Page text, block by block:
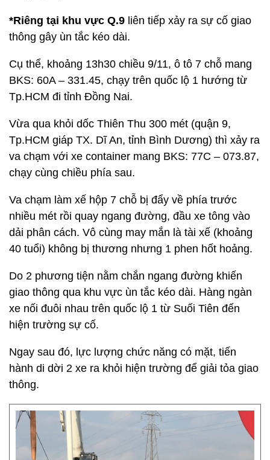
*Riêng tại khu vực Q.9 liên tiếp xảy ra sự cố giao
thông gây ùn tắc kéo dài.
Cụ thể, khoảng 13h30 chiều 9/11, ô tô 7 chỗ mang
BKS: 60A – 331.45, chạy trên quốc lộ 1 hướng từ
Tp.HCM đi tỉnh Đồng Nai.
Vừa qua khỏi dốc Thiên Thu 300 mét (quận 9,
Tp.HCM giáp TX. Dĩ An, tỉnh Bình Dương) thì xảy ra
va chạm với xe container mang BKS: 77C – 073.87,
chạy cùng chiều phía sau.
Va chạm làm xế hộp 7 chỗ bị đẩy về phía trước
nhiều mét rồi quay ngang đường, đầu xe tông vào
dải phân cách. Vô cùng may mắn là tài xế (khoảng
40 tuổi) không bị thương nhưng 1 phen hốt hoảng.
Do 2 phương tiện nằm chắn ngang đường khiến
giao thông qua khu vực ùn tắc kéo dài. Hàng ngàn
xe nối đuôi nhau trên quốc lộ 1 từ Suối Tiên đến
hiện trường sự cố.
Ngay sau đó, lực lượng chức năng có mặt, tiến
hành di dời 2 xe ra khỏi hiện trường để giải tỏa giao
thông.​